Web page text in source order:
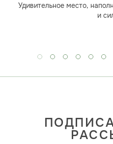
Удивительное место,
и